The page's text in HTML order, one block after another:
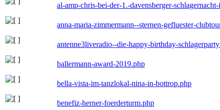
al-amp-chris-bei-der-1.-davensberger-
anna-maria-zimmermann--sternen-gefluester-
antenne3liveradio--die-happy-birthday-
ballermann-award-2019.php
bella-vista-im-tanzlokal-nina-in-bottrop.php
benefiz-herner-foerderturm.php